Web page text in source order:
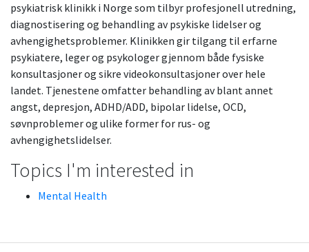
psykiatrisk klinikk i Norge som tilbyr profesjonell utredning,
diagnostisering og behandling av psykiske lidelser og
avhengighetsproblemer. Klinikken gir tilgang til erfarne
psykiatere, leger og psykologer gjennom både fysiske
konsultasjoner og sikre videokonsultasjoner over hele
landet. Tjenestene omfatter behandling av blant annet
angst, depresjon, ADHD/ADD, bipolar lidelse, OCD,
søvnproblemer og ulike former for rus- og
avhengighetslidelser.
Topics I'm interested in
Mental Health